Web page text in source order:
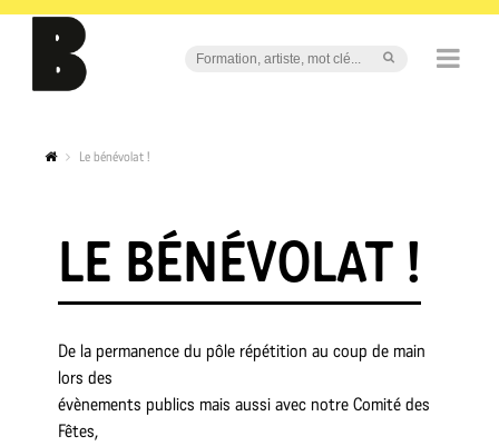
Le bénévolat !
LE BÉNÉVOLAT !
De la permanence du pôle répétition au coup de main
lors des
évènements publics mais aussi avec notre Comité des
Fêtes,